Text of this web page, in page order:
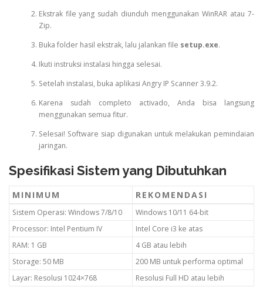
Ekstrak file yang sudah diunduh menggunakan WinRAR atau 7-
Zip.
Buka folder hasil ekstrak, lalu jalankan file setup.exe.
Ikuti instruksi instalasi hingga selesai.
Setelah instalasi, buka aplikasi Angry IP Scanner 3.9.2.
Karena sudah completo activado, Anda bisa langsung
menggunakan semua fitur.
Selesai! Software siap digunakan untuk melakukan pemindaian
jaringan.
Spesifikasi Sistem yang Dibutuhkan
MINIMUM REKOMENDASI
Sistem Operasi: Windows 7/8/10
Windows 10/11 64-bit
Processor: Intel Pentium IV
Intel Core i3 ke atas
RAM: 1 GB
4 GB atau lebih
Storage: 50 MB
200 MB untuk performa optimal
Layar: Resolusi 1024×768
Resolusi Full HD atau lebih